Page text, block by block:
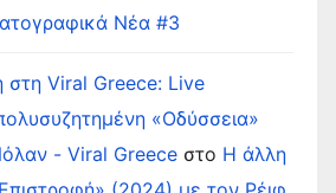
Νέα #3
στη Viral Greece: Live
«Οδύσσεια»
- Viral Greece στο Η άλλη